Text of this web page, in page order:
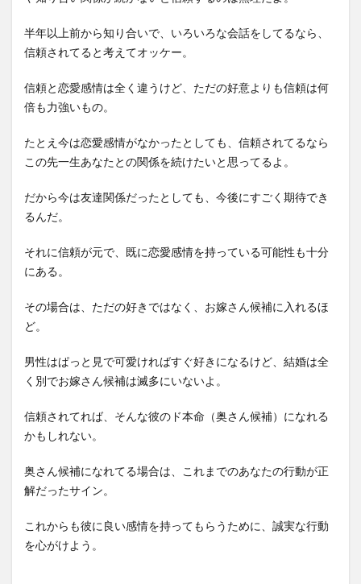
半年以上前から知り合いで、いろいろな会話をしてるなら、
信頼されてると考えてオッケー。
信頼と恋愛感情は全く違うけど、ただの好意よりも信頼は何
倍も力強いもの。
たとえ今は恋愛感情がなかったとしても、信頼されてるなら
この先一生あなたとの関係を続けたいと思ってるよ。
だから今は友達関係だったとしても、今後にすごく期待でき
るんだ。
それに信頼が元で、既に恋愛感情を持っている可能性も十分
にある。
その場合は、ただの好きではなく、お嫁さん候補に入れるほ
ど。
男性はぱっと見で可愛ければすぐ好きになるけど、結婚は全
く別でお嫁さん候補は滅多にいないよ。
信頼されてれば、そんな彼のド本命（奥さん候補）になれる
かもしれない。
奥さん候補になれてる場合は、これまでのあなたの行動が正
解だったサイン。
これからも彼に良い感情を持ってもらうために、誠実な行動
を心がけよう。